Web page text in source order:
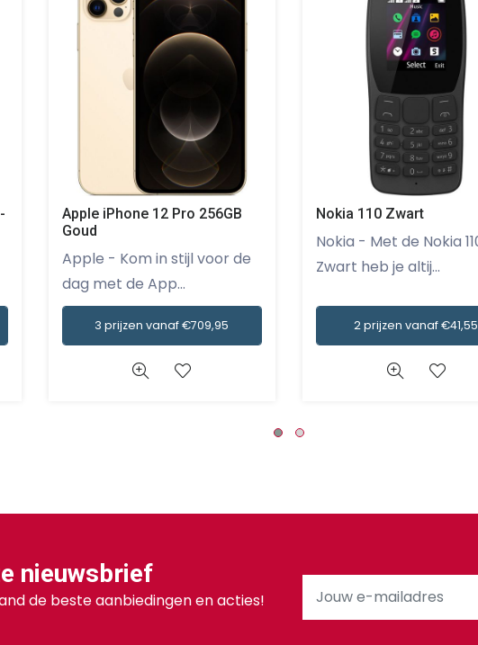
Apple iPhone 12 Pro 256GB
Goud
Apple - Kom in stijl voor de
dag met de App...
3 prijzen vanaf €709,95
Nokia 110 Zwart
Nokia - Met de Nokia 110
Zwart heb je altij...
2 prijzen vanaf €41,55
nieuwsbrief
de beste aanbiedingen en acties!